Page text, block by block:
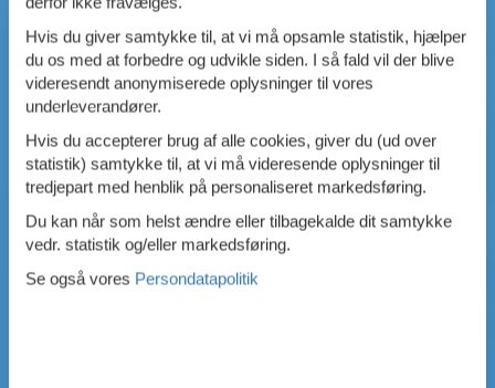
Hvis du giver samtykke til, at vi må opsamle statistik, hjælper
du os med at forbedre og udvikle siden. I så fald vil der blive
videresendt anonymiserede oplysninger til vores
underleverandører.
Hvis du accepterer brug af alle cookies, giver du (ud over
statistik) samtykke til, at vi må videresende oplysninger til
tredjepart med henblik på personaliseret markedsføring.
Du kan når som helst ændre eller tilbagekalde dit samtykke
vedr. statistik og/eller markedsføring.
Se også vores Persondatapolitik